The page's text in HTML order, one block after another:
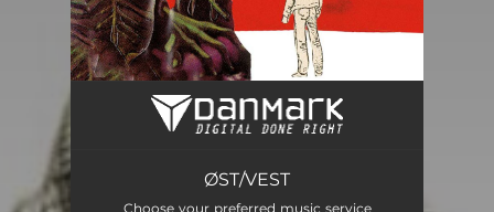
Øst / Vest (Øst-Udgave)
ØST/VEST
Choose your preferred music service